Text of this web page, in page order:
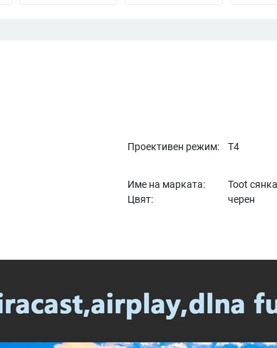
Проективен режим:
Т4
Име на марката:
Toot сянка
Цвят: черен